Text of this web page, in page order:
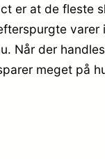
er at de fleste
Når der
meget på